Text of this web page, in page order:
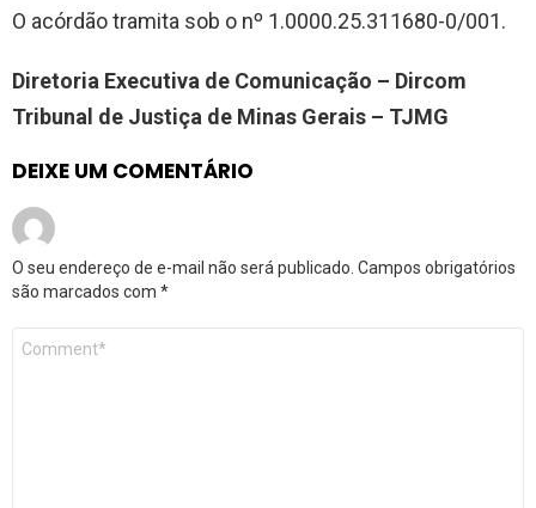
O acórdão tramita sob o nº 1.0000.25.311680-0/001.
Diretoria Executiva de Comunicação – Dircom
Tribunal de Justiça de Minas Gerais – TJMG
DEIXE UM COMENTÁRIO
O seu endereço de e-mail não será publicado. Campos obrigatórios
são marcados com *
Comentário